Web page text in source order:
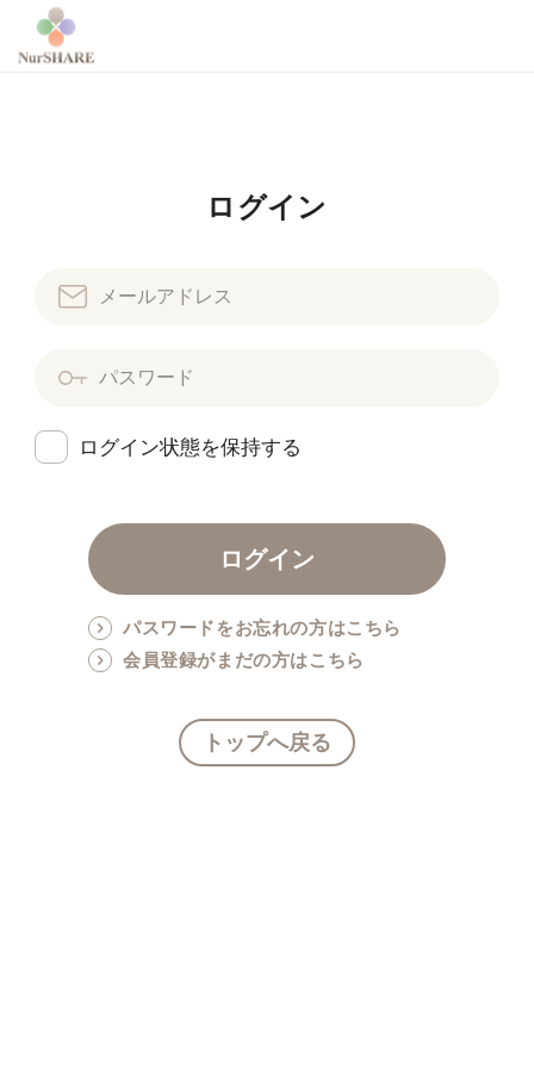
ログイン
ログイン状態を保持する
パスワードをお忘れの方はこちら
会員登録がまだの方はこちら
トップへ戻る